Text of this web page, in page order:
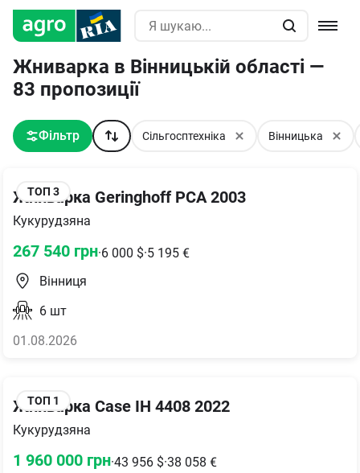
Жниварка в Вінницькій області —
83 пропозиції
Фільтр Сільгосптехніка Вінницька
ТОП 3
Жниварка Geringhoff PCA 2003
Кукурудзяна
267 540 грн·6 000 $·5 195 €
Вінниця
6 шт
01.08.2026
ТОП 1
Жниварка Case IH 4408 2022
Кукурудзяна
1 960 000 грн·43 956 $·38 058 €